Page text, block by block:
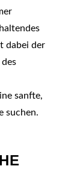
dabei der
sanfte,
suchen.